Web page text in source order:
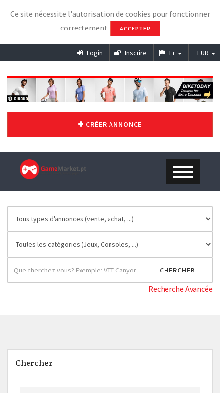
Ce site nécessite l'autorisation de cookies pour fonctionner
correctement.
ACCEPTER
Login Inscrire Fr EUR
CRÉER ANNONCE
Recherche Avancée
Chercher